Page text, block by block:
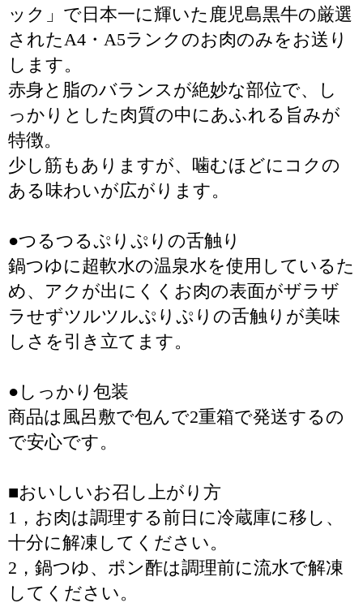
ック」で日本一に輝いた鹿児島黒牛の厳選
されたA4・A5ランクのお肉のみをお送り
します。
赤身と脂のバランスが絶妙な部位で、し
っかりとした肉質の中にあふれる旨みが
特徴。
少し筋もありますが、噛むほどにコクの
ある味わいが広がります。
●つるつるぷりぷりの舌触り
鍋つゆに超軟水の温泉水を使用しているた
め、アクが出にくくお肉の表面がザラザ
ラせずツルツルぷりぷりの舌触りが美味
しさを引き立てます。
●しっかり包装
商品は風呂敷で包んで2重箱で発送するの
で安心です。
■おいしいお召し上がり方
1，お肉は調理する前日に冷蔵庫に移し、
十分に解凍してください。
2，鍋つゆ、ポン酢は調理前に流水で解凍
してください。